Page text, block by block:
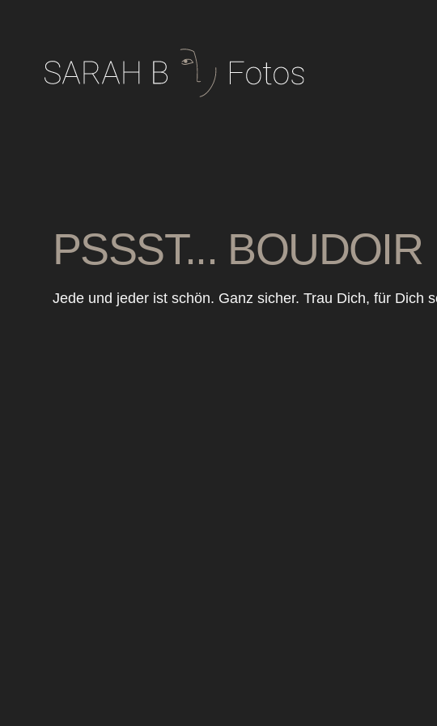
PSSST... BOUDOIR
Jede und jeder ist schön. Ganz sicher. Trau Dich, für